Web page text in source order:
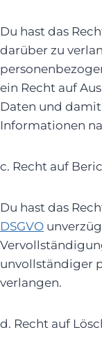
Du hast das
darüber zu
ein Recht auf
Daten und
Informationen
c. Recht auf
Du hast das
DSGVO
unvollständiger
verlangen.
d. Recht auf